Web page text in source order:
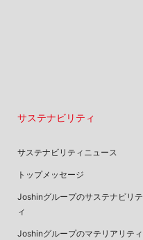
サステナビリティ
サステナビリティニュース
トップメッセージ
Joshinグループのサステナビリテ
ィ
Joshinグループのマテリアリティ